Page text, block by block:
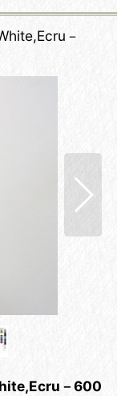
－
－600